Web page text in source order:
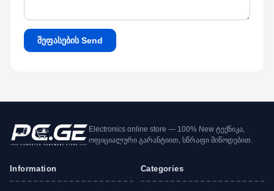
შეფასების Send
Electronics online store — 100% New ტექნიკა,
ოფიციალური გარანტიით, სწრაფი მიწოდებით.
Information Categories